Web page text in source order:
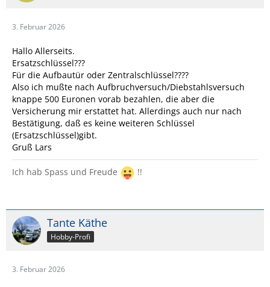
3. Februar 2026
Hallo Allerseits.
Ersatzschlüssel???
Für die Aufbautür oder Zentralschlüssel????
Also ich mußte nach Aufbruchversuch/Diebstahlsversuch
knappe 500 Euronen vorab bezahlen, die aber die
Versicherung mir erstattet hat. Allerdings auch nur nach
Bestätigung, daß es keine weiteren Schlüssel
(Ersatzschlüssel)gibt.
Gruß Lars
Ich hab Spass und Freude !!
Tante Käthe
Hobby-Profi
3. Februar 2026